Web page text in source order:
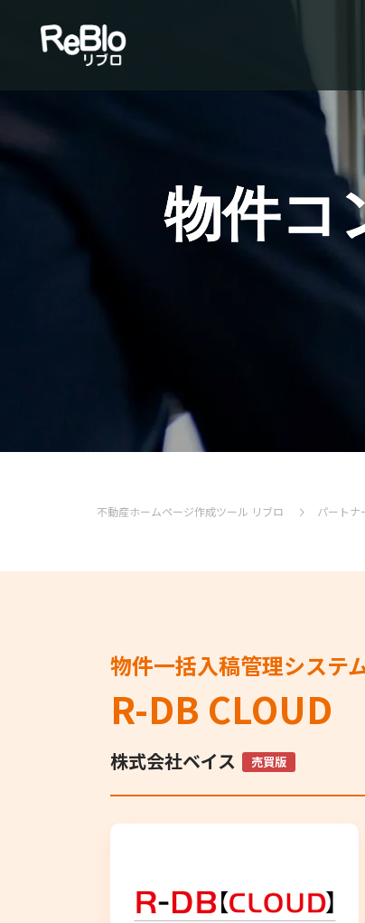
物件コ
不動産ホームページ作成ツール リブロ パートナ
物件一括入稿管理システ
R-DB CLOUD
株式会社ベイス 売買版